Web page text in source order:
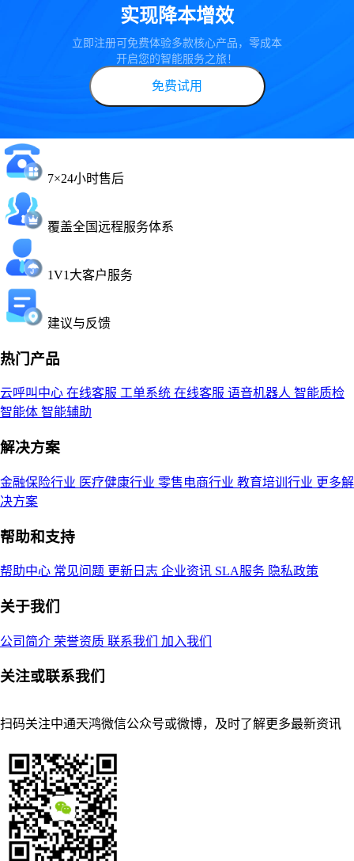
实现降本增效
立即注册可免费体验多款核心产品，零成本
开启您的智能服务之旅！
免费试用
7×24小时售后
覆盖全国远程服务体系
1V1大客户服务
建议与反馈
热门产品
云呼叫中心 在线客服 工单系统 在线客服 语音机器人 智能质检
智能体 智能辅助
解决方案
金融保险行业 医疗健康行业 零售电商行业 教育培训行业 更多解
决方案
帮助和支持
帮助中心 常见问题 更新日志 企业资讯 SLA服务 隐私政策
关于我们
公司简介 荣誉资质 联系我们 加入我们
关注或联系我们
扫码关注中通天鸿微信公众号或微博，及时了解更多最新资讯